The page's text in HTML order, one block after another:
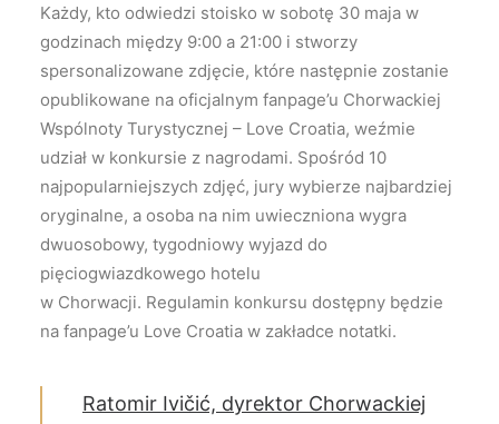
Każdy, kto odwiedzi stoisko w sobotę 30 maja w
godzinach między 9:00 a 21:00 i stworzy
spersonalizowane zdjęcie, które następnie zostanie
opublikowane na oficjalnym fanpage’u Chorwackiej
Wspólnoty Turystycznej – Love Croatia, weźmie
udział w konkursie z nagrodami. Spośród 10
najpopularniejszych zdjęć, jury wybierze najbardziej
oryginalne, a osoba na nim uwieczniona wygra
dwuosobowy, tygodniowy wyjazd do
pięciogwiazdkowego hotelu
w Chorwacji. Regulamin konkursu dostępny będzie
na fanpage’u Love Croatia w zakładce notatki.
Ratomir Ivičić, dyrektor Chorwackiej